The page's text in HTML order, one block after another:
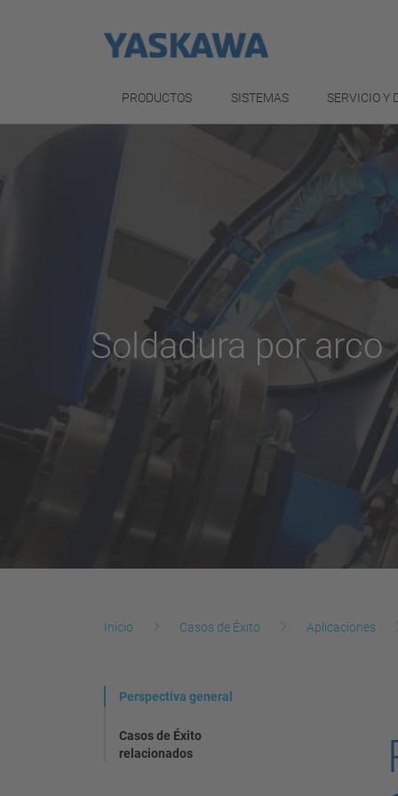
PRODUCTOS SISTEMAS SERVICIO Y
Soldadura por arco
Inicio Casos de Éxito Aplicaciones
Perspectiva general
Casos de Éxito
relacionados